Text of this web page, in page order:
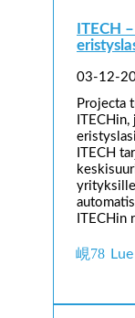
ITECH
03-12-
Projecta
ITECH